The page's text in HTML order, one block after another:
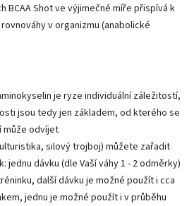
BCAA Shot ve výjimečné míře přispívá k
v organizmu (anabolické
je ryze individuální záležitostí,
jsou tedy jen základem, od kterého se
může odvíjet
silový trojboj) můžete zařadit
jednu dávku (dle Vaší váhy 1 - 2 odměrky)
další dávku je možné použít i cca
jednu je možné použít i v průběhu